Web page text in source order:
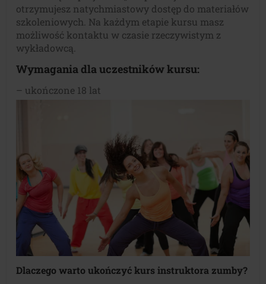
otrzymujesz natychmiastowy dostęp do materiałów
szkoleniowych. Na każdym etapie kursu masz
możliwość kontaktu w czasie rzeczywistym z
wykładowcą.
Wymagania dla uczestników kursu:
– ukończone 18 lat
Dlaczego warto ukończyć kurs instruktora zumby?